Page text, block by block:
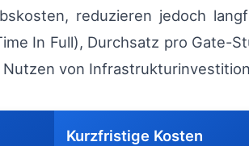
reduzieren jedoch
In Full), Durchsatz pro Gate-
von
Kurzfristige Kosten